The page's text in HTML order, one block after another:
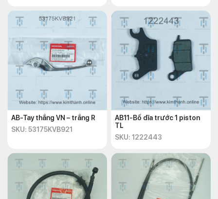
AB-Tay thắng VN – trắng R
SKU: 53175KVB921
AB11-Bố dĩa trước 1 piston
TL
SKU: 1222443